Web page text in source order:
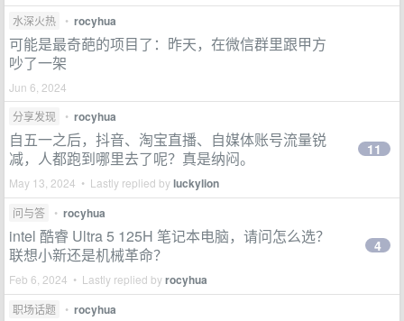
水深火热 • rocyhua
可能是最奇葩的项目了：昨天，在微信群里跟甲方
吵了一架
Jun 6, 2024
分享发现
• rocyhua
自五一之后，抖音、淘宝直播、自媒体账号流量锐
减，人都跑到哪里去了呢？真是纳闷。
May 13, 2024 • Lastly replied byluckylion
11
问与答 • rocyhua
intel 酷睿 Ultra 5 125H 笔记本电脑，请问怎么选？
联想小新还是机械革命？
Feb 6, 2024 • Lastly replied byrocyhua
4
职场话题 • rocyhua